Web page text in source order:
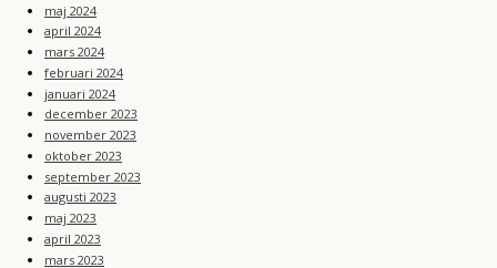
maj 2024
april 2024
mars 2024
februari 2024
januari 2024
december 2023
november 2023
oktober 2023
september 2023
augusti 2023
maj 2023
april 2023
mars 2023